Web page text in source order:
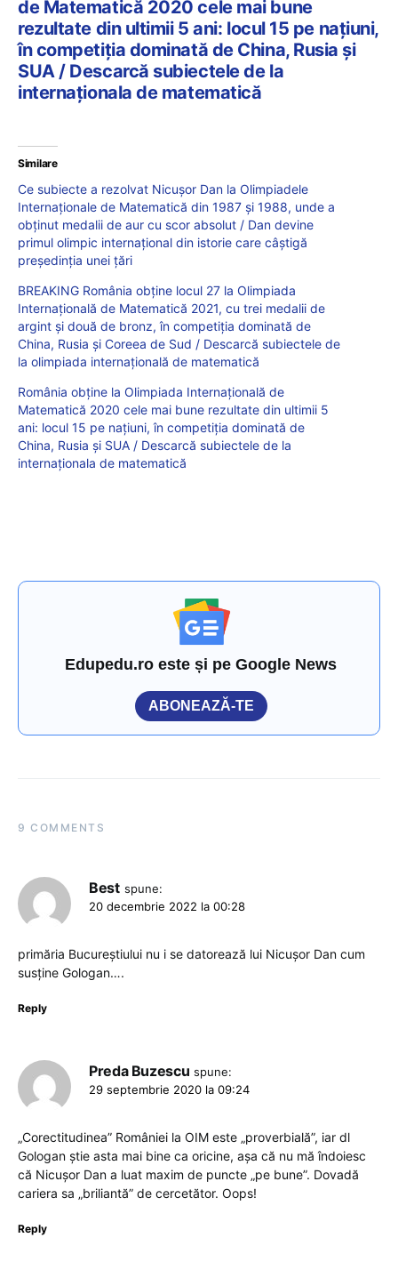
de Matematică 2020 cele mai bune
rezultate din ultimii 5 ani: locul 15 pe națiuni,
în competiția dominată de China, Rusia și
SUA / Descarcă subiectele de la
internaționala de matematică
Similare
Ce subiecte a rezolvat Nicușor Dan la Olimpiadele
Internaționale de Matematică din 1987 și 1988, unde a
obținut medalii de aur cu scor absolut / Dan devine
primul olimpic internațional din istorie care câștigă
președinția unei țări
BREAKING România obține locul 27 la Olimpiada
Internațională de Matematică 2021, cu trei medalii de
argint și două de bronz, în competiția dominată de
China, Rusia și Coreea de Sud / Descarcă subiectele de
la olimpiada internațională de matematică
România obține la Olimpiada Internațională de
Matematică 2020 cele mai bune rezultate din ultimii 5
ani: locul 15 pe națiuni, în competiția dominată de
China, Rusia și SUA / Descarcă subiectele de la
internaționala de matematică
Edupedu.ro este și pe Google News
ABONEAZĂ-TE
9 COMMENTS
Best spune:
20 decembrie 2022 la 00:28
primăria Bucureștiului nu i se datorează lui Nicușor Dan cum
susține Gologan….
Reply
Preda Buzescu spune:
29 septembrie 2020 la 09:24
„Corectitudinea” României la OIM este „proverbială”, iar dl
Gologan știe asta mai bine ca oricine, așa că nu mă îndoiesc
că Nicușor Dan a luat maxim de puncte „pe bune”. Dovadă
cariera sa „briliantă” de cercetător. Oops!
Reply